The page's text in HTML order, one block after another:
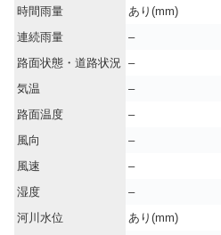
時間雨量
あり(mm)
連続雨量
–
路面状態・道路状況
–
気温
–
路面温度
–
風向
–
風速
–
湿度
–
河川水位
あり(mm)